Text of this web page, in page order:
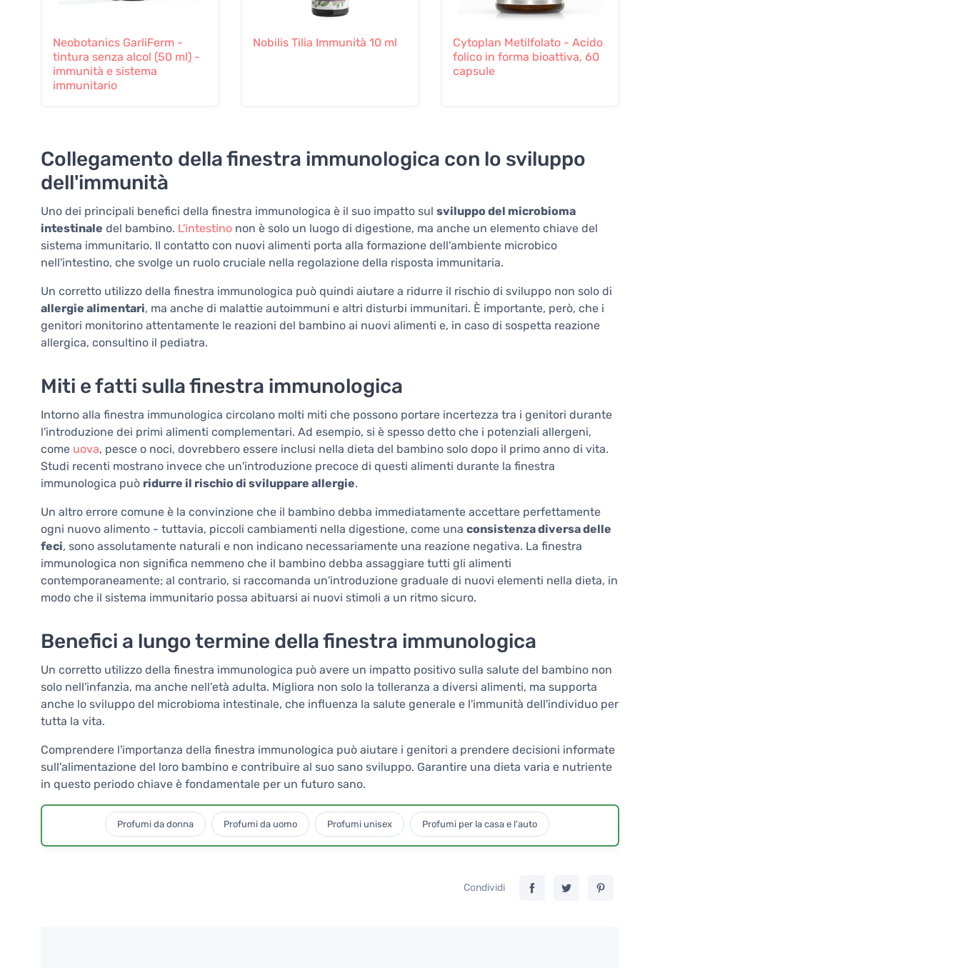
Neobotanics GarliFerm -
tintura senza alcol (50 ml) -
immunità e sistema
immunitario
Nobilis Tilia Immunità 10 ml
Cytoplan Metilfolato - Acido
folico in forma bioattiva, 60
capsule
Collegamento della finestra immunologica con lo sviluppo
dell'immunità
Uno dei principali benefici della finestra immunologica è il suo impatto sul sviluppo del microbioma
intestinale del bambino. L'intestino non è solo un luogo di digestione, ma anche un elemento chiave del
sistema immunitario. Il contatto con nuovi alimenti porta alla formazione dell'ambiente microbico
nell'intestino, che svolge un ruolo cruciale nella regolazione della risposta immunitaria.
Un corretto utilizzo della finestra immunologica può quindi aiutare a ridurre il rischio di sviluppo non solo di
allergie alimentari, ma anche di malattie autoimmuni e altri disturbi immunitari. È importante, però, che i
genitori monitorino attentamente le reazioni del bambino ai nuovi alimenti e, in caso di sospetta reazione
allergica, consultino il pediatra.
Miti e fatti sulla finestra immunologica
Intorno alla finestra immunologica circolano molti miti che possono portare incertezza tra i genitori durante
l'introduzione dei primi alimenti complementari. Ad esempio, si è spesso detto che i potenziali allergeni,
come uova, pesce o noci, dovrebbero essere inclusi nella dieta del bambino solo dopo il primo anno di vita.
Studi recenti mostrano invece che un'introduzione precoce di questi alimenti durante la finestra
immunologica può ridurre il rischio di sviluppare allergie.
Un altro errore comune è la convinzione che il bambino debba immediatamente accettare perfettamente
ogni nuovo alimento - tuttavia, piccoli cambiamenti nella digestione, come una consistenza diversa delle
feci, sono assolutamente naturali e non indicano necessariamente una reazione negativa. La finestra
immunologica non significa nemmeno che il bambino debba assaggiare tutti gli alimenti
contemporaneamente; al contrario, si raccomanda un'introduzione graduale di nuovi elementi nella dieta, in
modo che il sistema immunitario possa abituarsi ai nuovi stimoli a un ritmo sicuro.
Benefici a lungo termine della finestra immunologica
Un corretto utilizzo della finestra immunologica può avere un impatto positivo sulla salute del bambino non
solo nell'infanzia, ma anche nell'età adulta. Migliora non solo la tolleranza a diversi alimenti, ma supporta
anche lo sviluppo del microbioma intestinale, che influenza la salute generale e l'immunità dell'individuo per
tutta la vita.
Comprendere l'importanza della finestra immunologica può aiutare i genitori a prendere decisioni informate
sull'alimentazione del loro bambino e contribuire al suo sano sviluppo. Garantire una dieta varia e nutriente
in questo periodo chiave è fondamentale per un futuro sano.
Profumi da donna Profumi da uomo Profumi unisex Profumi per la casa e l'auto
Condividi